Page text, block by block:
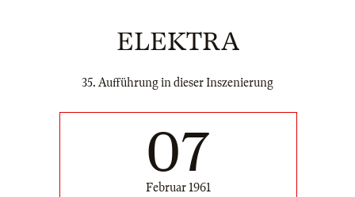
ELEKTRA
35. Aufführung in dieser Inszenierung
07
Februar 1961